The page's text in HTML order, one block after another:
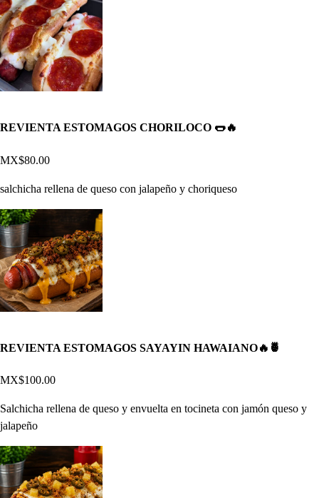
REVIENTA ESTOMAGOS CHORILOCO 🌭🔥
MX$80.00
salchicha rellena de queso con jalapeño y choriqueso
REVIENTA ESTOMAGOS SAYAYIN HAWAIANO🔥🍍
MX$100.00
Salchicha rellena de queso y envuelta en tocineta con jamón queso y
jalapeño